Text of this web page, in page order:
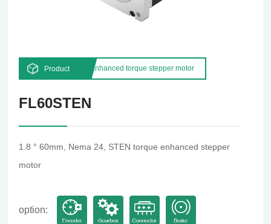
Product Enhanced torque stepper motor
FL60STEN
1.8 ° 60mm, Nema 24, STEN torque enhanced stepper
motor
option: